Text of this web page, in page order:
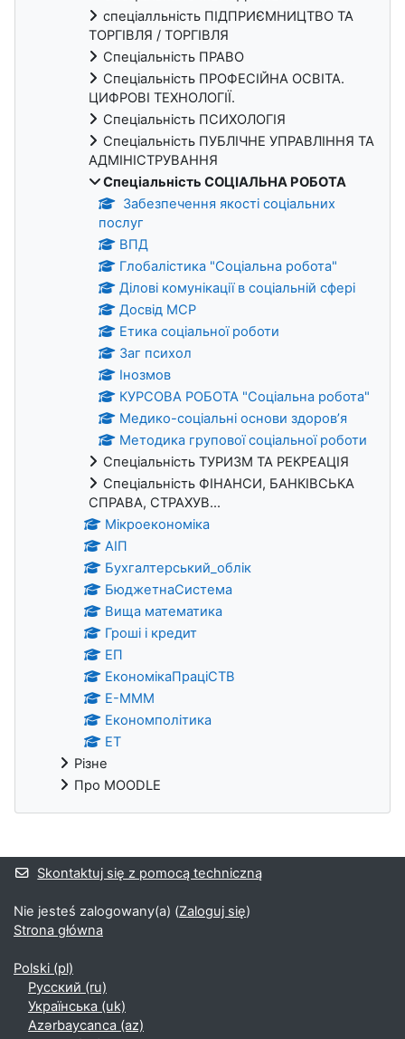
спеціалльність ПІДПРИЄМНИЦТВО ТА
ТОРГІВЛЯ / ТОРГІВЛЯ
Спеціальність ПРАВО
Спеціальність ПРОФЕСІЙНА ОСВІТА.
ЦИФРОВІ ТЕХНОЛОГІЇ.
Спеціальність ПСИХОЛОГІЯ
Спеціальність ПУБЛІЧНЕ УПРАВЛІННЯ ТА
АДМІНІСТРУВАННЯ
Спеціальність СОЦІАЛЬНА РОБОТА
Забезпечення якості соціальних
послуг
ВПД
Глобалістика "Соціальна робота"
Ділові комунікації в соціальній сфері
Досвід МСР
Етика соціальної роботи
Заг психол
Інозмов
КУРСОВА РОБОТА "Соціальна робота"
Медико-соціальні основи здоров’я
Методика групової соціальної роботи
Спеціальність ТУРИЗМ ТА РЕКРЕАЦІЯ
Спеціальність ФІНАНСИ, БАНКІВСЬКА
СПРАВА, СТРАХУВ...
Мікроекономіка
АІП
Бухгалтерський_облік
БюджетнаСистема
Вища математика
Гроші і кредит
ЕП
ЕкономікаПраціСТВ
Е-МММ
Економполітика
ЕТ
Різне
Про MOODLE
Bloki uzupełniające
Skontaktuj się z pomocą techniczną
Nie jesteś zalogowany(a) (Zaloguj się)
Strona główna
Polski ‎(pl)‎
Русский ‎(ru)‎
Українська ‎(uk)‎
Azərbaycanca ‎(az)‎